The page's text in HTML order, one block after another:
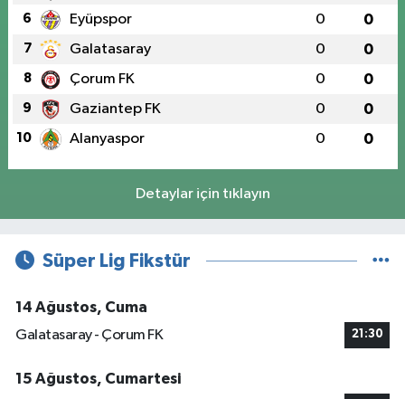
6 Eyüpspor 0 0
7 Galatasaray 0 0
8 Çorum FK 0 0
9 Gaziantep FK 0 0
10 Alanyaspor 0 0
Detaylar için tıklayın
Süper Lig Fikstür
14 Ağustos, Cuma
Galatasaray - Çorum FK
21:30
15 Ağustos, Cumartesi